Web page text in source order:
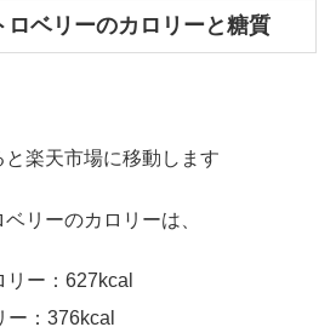
ロベリーのカロリーと糖質
楽天市場に移動します
リーのカロリーは、
ー：627kcal
ー：376kcal